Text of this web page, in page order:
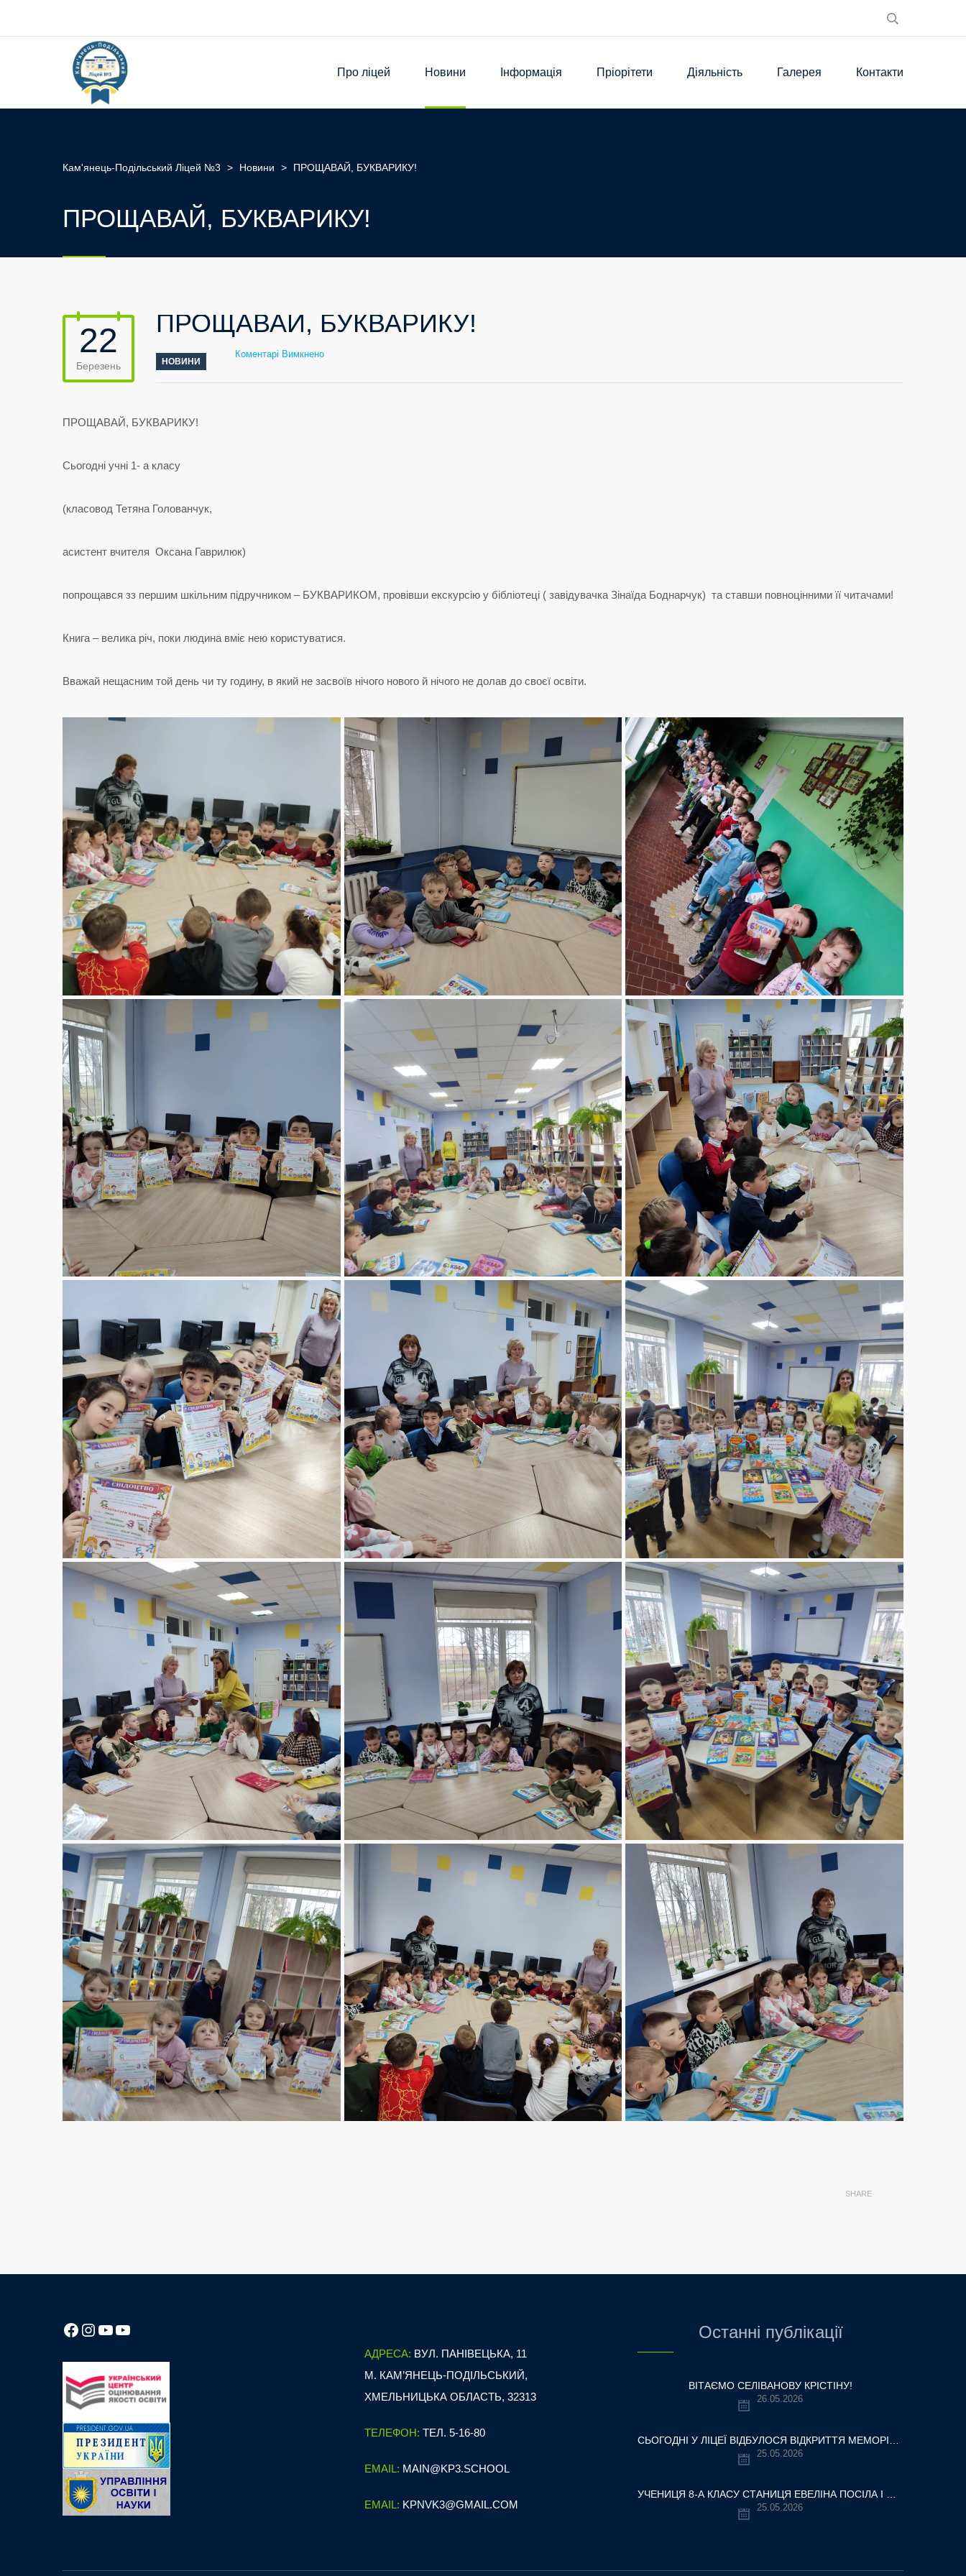
Про ліцей Новини Інформація Пріорітети Діяльність Галерея Контакти
Кам'янець-Подільський Ліцей №3 > Новини > ПРОЩАВАЙ, БУКВАРИКУ!
ПРОЩАВАЙ, БУКВАРИКУ!
22
Березень
ПРОЩАВАЙ, БУКВАРИКУ!
НОВИНИ
Коментарі Вимкненодо
ПРОЩАВАЙ,
БУКВАРИКУ!
ПРОЩАВАЙ, БУКВАРИКУ!
Сьогодні учні 1- а класу
(класовод Тетяна Голованчук,
асистент вчителя Оксана Гаврилюк)
попрощався зз першим шкільним підручником – БУКВАРИКОМ, провівши екскурсію у бібліотеці ( завідувачка Зінаїда Боднарчук) та ставши повноцінними її читачами!
Книга – велика річ, поки людина вміє нею користуватися.
Вважай нещасним той день чи ту годину, в який не засвоїв нічого нового й нічого не долав до своєї освіти.
SHARE
Посилання на Facebook сторінку ліцею
Instagram
Посилання на YouTube канал ліцеюПосилання на YouTube канал ліцею
АДРЕСА: ВУЛ. ПАНІВЕЦЬКА, 11
М. КАМ’ЯНЕЦЬ-ПОДІЛЬСЬКИЙ,
ХМЕЛЬНИЦЬКА ОБЛАСТЬ, 32313
ТЕЛЕФОН: ТЕЛ. 5-16-80
EMAIL: MAIN@KP3.SCHOOL
EMAIL: KPNVK3@GMAIL.COM
Останні публікації
ВІТАЄМО СЕЛІВАНОВУ КРІСТІНУ!
26.05.2026
25.05.2026
УЧЕНИЦЯ 8-А КЛАСУ СТАНИЦЯ ЕВЕЛІНА ПОСІЛА І МІСЦЕ У ВСЕУКРАЇНСЬКОМУ ТУРНІРІ «КРОК ДО МРІЇ – 2026»
25.05.2026